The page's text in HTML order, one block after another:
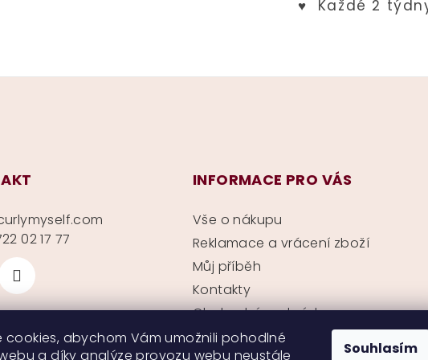
cookies, abychom Vám umožnili pohodlné
a díky analýze provozu webu neustále
Souhlasím
02 17 77
INFORMACE PRO VÁS
Vše o nákupu
Reklamace a vrácení zboží
Můj příběh
Kontakty
Obchodní podmínky
Ochrana soukromí